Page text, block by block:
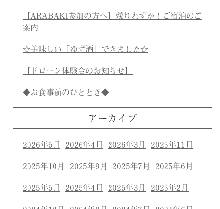
【ARABAKI参加の方へ】残りわずか！ご宿泊のご
案内
☆美味しい「ゆず酒」できました☆
【ドローン体験会のお知らせ】
◆お食事前のひととき◆
アーカイブ
2026年5月 2026年4月 2026年3月 2025年11月
2025年10月 2025年9月 2025年7月 2025年6月
2025年5月 2025年4月 2025年3月 2025年2月